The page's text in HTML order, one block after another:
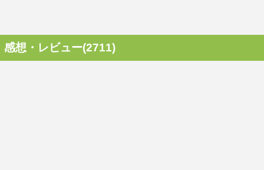
感想・レビュー(2711)